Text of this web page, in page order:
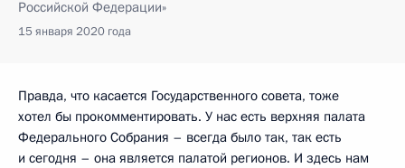
Российской Федерации»
15 января 2020 года
Правда, что касается Государственного совета, тоже
хотел бы прокомментировать. У нас есть верхняя палата
Федерального Собрания – всегда было так, так есть
и сегодня – она является палатой регионов. И здесь нам